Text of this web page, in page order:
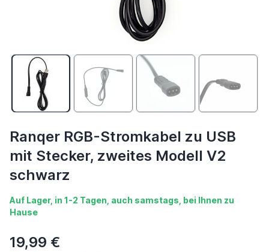
Ranqer RGB-Stromkabel zu USB
mit Stecker, zweites Modell V2
schwarz
Auf Lager, in 1-2 Tagen, auch samstags, bei Ihnen zu
Hause
19,99 €